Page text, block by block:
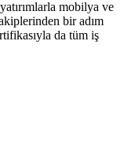
mobilya ve
bir adım
da tüm iş